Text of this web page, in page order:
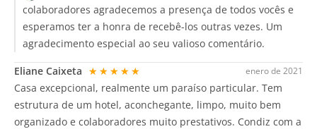
colaboradores agradecemos a presença de todos vocês e
esperamos ter a honra de recebê-los outras vezes. Um
agradecimento especial ao seu valioso comentário.
enero de 2021
Eliane Caixeta ★★★★★
Casa excepcional, realmente um paraíso particular. Tem
estrutura de um hotel, aconchegante, limpo, muito bem
organizado e colaboradores muito prestativos. Condiz com a